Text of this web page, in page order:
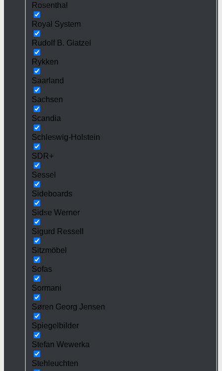
Rosenthal
Royal System
Rudolf B. Glatzel
Rykken
Saarland
Sachsen
Scandia
Schleswig-Holstein
SDR+
Sessel
Sideboards
Sidse Werner
Sigurd Ressell
Sitzmöbel
Sofas
Sormani
Søren Georg Jensen
Spiegelbilder
Stefan Wewerka
Stehleuchten